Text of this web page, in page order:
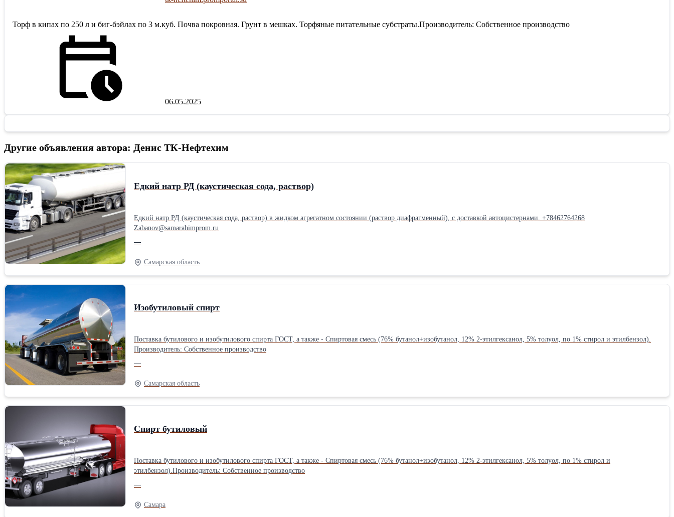
Торф в кипах по 250 л и биг-бэйлах по 3 м.куб. Почва покровная. Грунт в мешках. Торфяные питательные субстраты.Производитель: Собственное производство
06.05.2025
Другие объявления автора: Денис ТК-Нефтехим
Едкий натр РД (каустическая сода, раствор)
Едкий натр РД (каустическая сода, раствор) в жидком агрегатном состоянии (раствор диафрагменный), с доставкой автоцистернами. +78462764268
Zabanov@samarahimprom.ru
—
Самарская область
Изобутиловый спирт
Поставка бутилового и изобутилового спирта ГОСТ, а также - Спиртовая смесь (76% бутанол+изобутанол, 12% 2-этилгексанол, 5% толуол, по 1% стирол и этилбензол).
Производитель: Собственное производство
—
Самарская область
Спирт бутиловый
Поставка бутилового и изобутилового спирта ГОСТ, а также - Спиртовая смесь (76% бутанол+изобутанол, 12% 2-этилгексанол, 5% толуол, по 1% стирол и
этилбензол).Производитель: Собственное производство
—
Самара